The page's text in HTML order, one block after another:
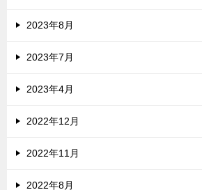
2023年8月
2023年7月
2023年4月
2022年12月
2022年11月
2022年8月